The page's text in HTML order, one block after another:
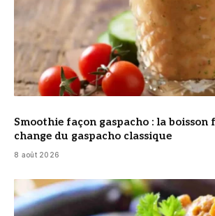
Smoothie façon gaspacho : la boisson
change du gaspacho classique
8 août 2026
© DR